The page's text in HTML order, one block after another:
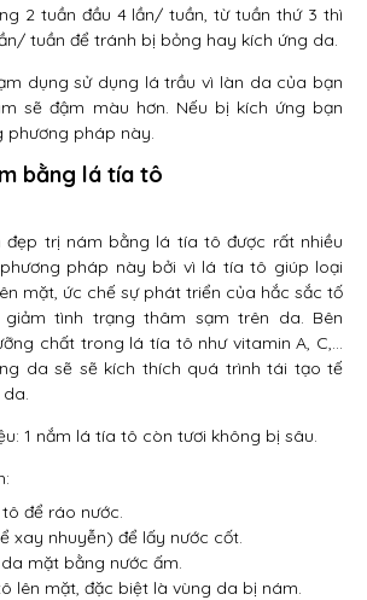
2 tuần đầu 4 lần/ tuần, từ tuần thứ 3 thì
tuần để tránh bị bỏng hay kích ứng da.
dụng sử dụng lá trầu vì làn da của bạn
sẽ đậm màu hơn. Nếu bị kích ứng bạn
phương pháp này.
bằng lá tía tô
đẹp trị nám bằng lá tía tô được rất nhiều
pháp này bởi vì lá tía tô giúp loại
mặt, ức chế sự phát triển của hắc sắc tố
tình trạng thâm sạm trên da. Bên
chất trong lá tía tô như vitamin A, C,…
da sẽ sẽ kích thích quá trình tái tạo tế
1 nắm lá tía tô còn tươi không bị sâu.
để ráo nước.
xay nhuyễn) để lấy nước cốt.
mặt bằng nước ấm.
lên mặt, đặc biệt là vùng da bị nám.